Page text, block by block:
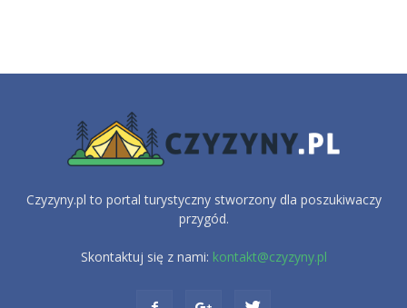
Czyzyny.pl to portal turystyczny stworzony dla poszukiwaczy
przygód.
Skontaktuj się z nami: kontakt@czyzyny.pl